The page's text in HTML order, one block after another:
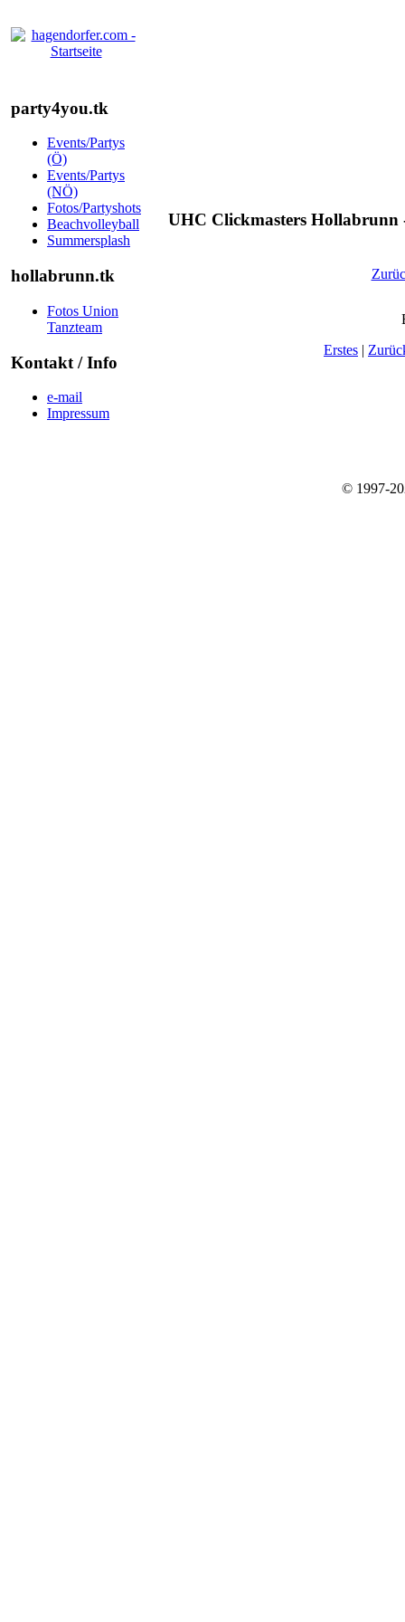
party4you.tk
Events/Partys
(Ö)
Events/Partys
(NÖ)
Fotos/Partyshots
Beachvolleyball
Summersplash
hollabrunn.tk
Fotos Union
Tanzteam
Kontakt / Info
e-mail
Impressum
UHC Clickmasters
Erstes |
© 1997-